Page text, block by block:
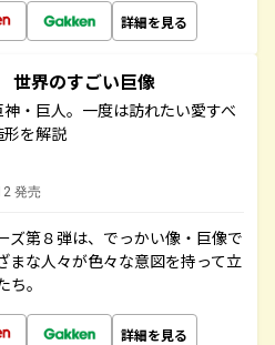
詳細を見る
界のすごい巨像
・巨人。一度は訪れたい愛すべ
形を解説
発売
ズ第８弾は、でっかい像・巨像で
まな人々が色々な意図を持って立
。
詳細を見る